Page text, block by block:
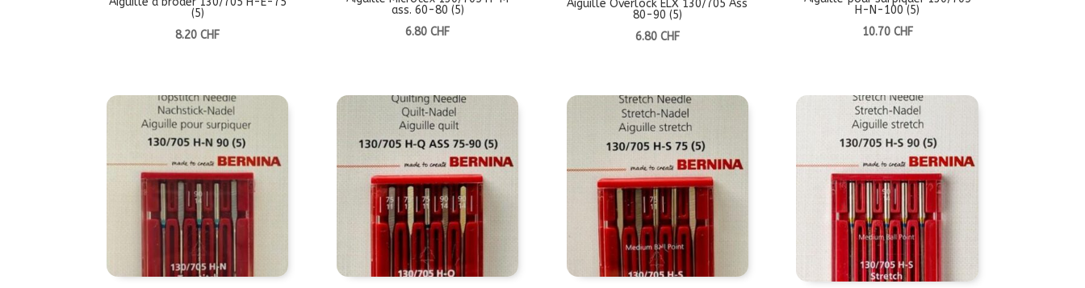
(5)
8.20CHF
ass. 60-80 (5)
6.80CHF
Aiguille Overlock ELX 130/705 Ass
80-90 (5)
6.80 CHF
H-N-100 (5)
10.70 CHF